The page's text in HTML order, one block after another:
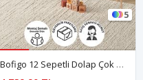
5
Bofigo 12 Sepetli Dolap Çok Amaçlı Dolap Oyuncak Dolabı Lara Mavi